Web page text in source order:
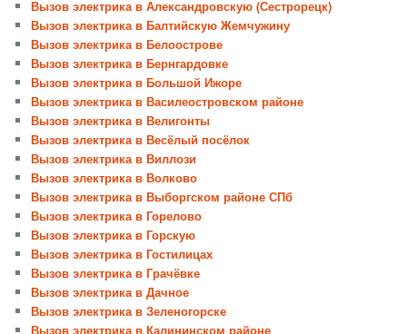
Вызов электрика в Александровскую (Сестрорецк)
Вызов электрика в Балтийскую Жемчужину
Вызов электрика в Белоострове
Вызов электрика в Бернгардовке
Вызов электрика в Большой Ижоре
Вызов электрика в Василеостровском районе
Вызов электрика в Велигонты
Вызов электрика в Весёлый посёлок
Вызов электрика в Виллози
Вызов электрика в Волково
Вызов электрика в Выборгском районе СПб
Вызов электрика в Горелово
Вызов электрика в Горскую
Вызов электрика в Гостилицах
Вызов электрика в Грачёвке
Вызов электрика в Дачное
Вызов электрика в Зеленогорске
Вызов электрика в Калининском районе